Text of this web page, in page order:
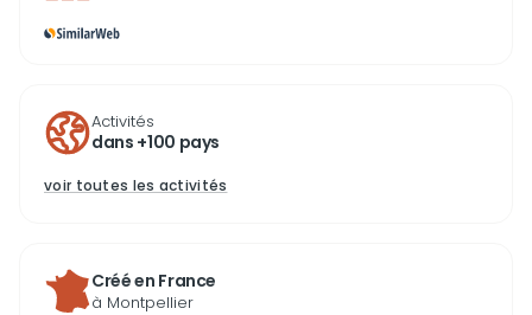
Activités
dans +100 pays
voir toutes les activités
Créé en France
à Montpellier